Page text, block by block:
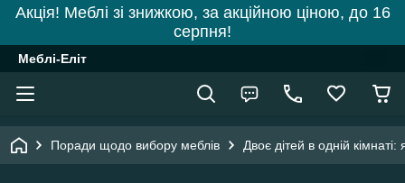
Акція! Меблі зі знижкою, за акційною ціною, до 16
серпня!
Меблі-Еліт
Поради щодо вибору меблів Двоє дітей в одній